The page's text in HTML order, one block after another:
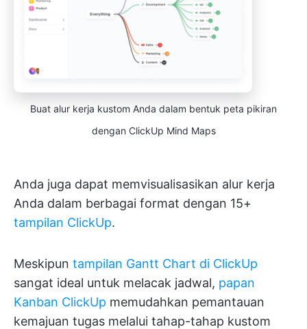
Buat alur kerja kustom Anda dalam bentuk peta pikiran
dengan ClickUp Mind Maps
Anda juga dapat memvisualisasikan alur kerja
Anda dalam berbagai format dengan 15+
tampilan ClickUp.
Meskipun tampilan Gantt Chart di ClickUp
sangat ideal untuk melacak jadwal, papan
Kanban ClickUp memudahkan pemantauan
kemajuan tugas melalui tahap-tahap kustom